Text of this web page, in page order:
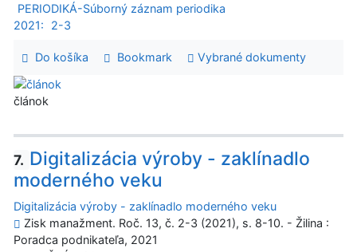
PERIODIKÁ-Súborný záznam periodika
2021:
2-3
Do košíka Bookmark Vybrané dokumenty
článok
7. Digitalizácia výroby - zaklínadlo
moderného veku
Digitalizácia výroby - zaklínadlo moderného veku
Zisk manažment. Roč. 13, č. 2-3 (2021), s. 8-10. - Žilina :
Poradca podnikateľa, 2021